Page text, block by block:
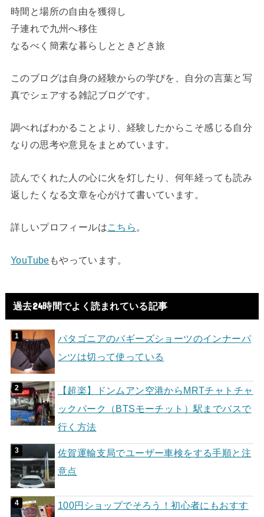
時間と場所の自由を獲得し
子連れで九州へ移住
なるべく簡素な暮らしとときどき旅
このブログは自身の経験からの学びを、自分の言葉と写
真でシェアする雑記ブログです。
調べればわかることより、経験したからこそ感じる自分
なりの思考や意見をまとめています。
読んでくれた人の心に火を灯したり、何年経っても読み
返したくなる文章を心がけて書いています。
詳しいプロフィールはこちら 。
YouTube もやっています。
過去24時間でよく読まれている記事
パタゴニアのバギーズショーツのインナーパ
ンツは切って使っている
【超楽】ドンムアン空港からMRTチャトチャ
ックパーク（BTSモーチット）駅までバスで
行く方法
佐賀運輸支局でユーザー車検をする手順と注
意点
100円ショップでそろう！初心者にもおすす